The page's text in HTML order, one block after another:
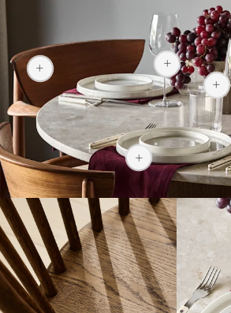
54,90 zł
3195,36 zł
279 zł